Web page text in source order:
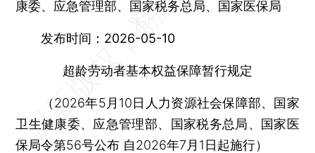
康委、应急管理部、国家税务总局、国家医保局
发布时间：2026-05-10
超龄劳动者基本权益保障暂行规定
（2026年5月10日人力资源社会保障部、国家
卫生健康委、应急管理部、国家税务总局、国家医
保局令第56号公布 自2026年7月1日起施行）